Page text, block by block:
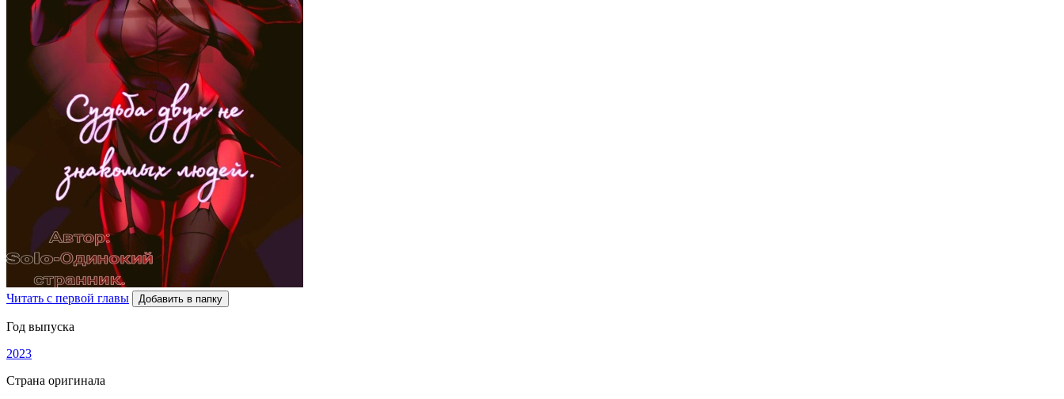
Читать с первой главы Добавить в папку
Год выпуска
2023
Страна оригинала